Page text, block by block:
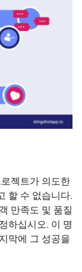
젝트가 의도한
할 수 없습니다.
만족도 및 품질
하십시오. 이 명
막에 그 성공을